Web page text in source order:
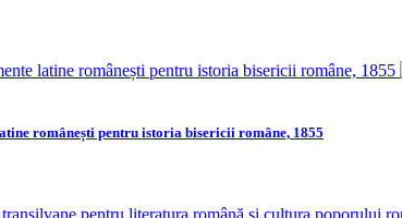
românești pentru istoria bisericii române, 1855